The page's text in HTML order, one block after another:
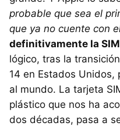
probable que sea el
que ya no cuente con
definitivamente la
lógico, tras la
14 en Estados Unidos,
al mundo. La tarjeta
plástico que nos ha
dos décadas, pasa a